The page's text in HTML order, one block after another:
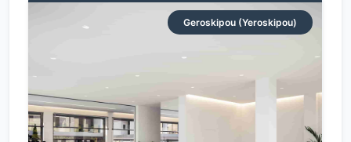
Geroskipou (Yeroskipou)